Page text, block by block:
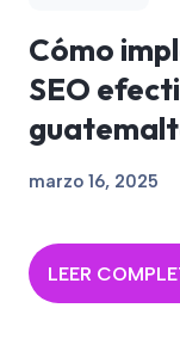
Cómo
SEO
marzo 16, 2025
LEER